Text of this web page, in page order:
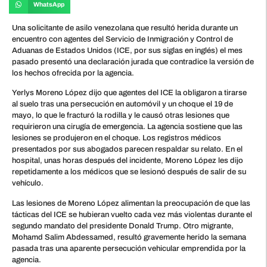
WhatsApp
Una solicitante de asilo venezolana que resultó herida durante un
encuentro con agentes del Servicio de Inmigración y Control de
Aduanas de Estados Unidos (ICE, por sus siglas en inglés) el mes
pasado presentó una declaración jurada que contradice la versión de
los hechos ofrecida por la agencia.
Yerlys Moreno López dijo que agentes del ICE la obligaron a tirarse
al suelo tras una persecución en automóvil y un choque el 19 de
mayo, lo que le fracturó la rodilla y le causó otras lesiones que
requirieron una cirugía de emergencia. La agencia sostiene que las
lesiones se produjeron en el choque. Los registros médicos
presentados por sus abogados parecen respaldar su relato. En el
hospital, unas horas después del incidente, Moreno López les dijo
repetidamente a los médicos que se lesionó después de salir de su
vehículo.
Las lesiones de Moreno López alimentan la preocupación de que las
tácticas del ICE se hubieran vuelto cada vez más violentas durante el
segundo mandato del presidente Donald Trump. Otro migrante,
Mohamd Salim Abdessamed, resultó gravemente herido la semana
pasada tras una aparente persecución vehicular emprendida por la
agencia.